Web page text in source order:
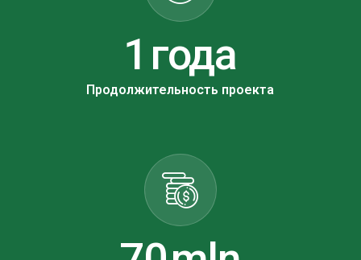
2 года
Продолжительность проекта